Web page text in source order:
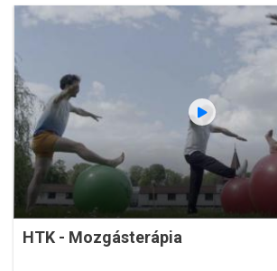
HTK - Mozgásterápia